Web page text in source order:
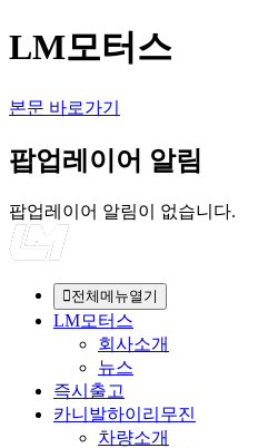
LM모터스
본문 바로가기
팝업레이어 알림
팝업레이어 알림이 없습니다.
전체메뉴열기
LM모터스
회사소개
뉴스
즉시출고
카니발하이리무진
차량소개